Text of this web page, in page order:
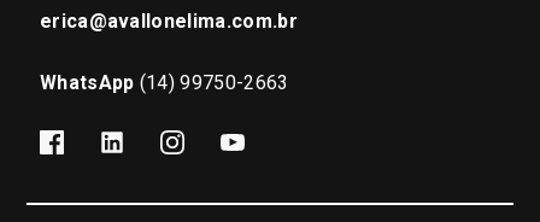
erica@avallonelima.com.br
WhatsApp (14) 99750-2663